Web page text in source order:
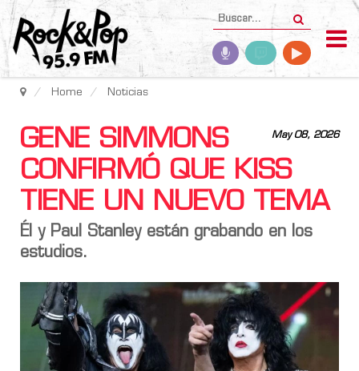
Home Noticias
May 08, 2026
GENE SIMMONS
CONFIRMÓ QUE KISS
TIENE UN NUEVO TEMA
Él y Paul Stanleyestán grabando en los
estudios.